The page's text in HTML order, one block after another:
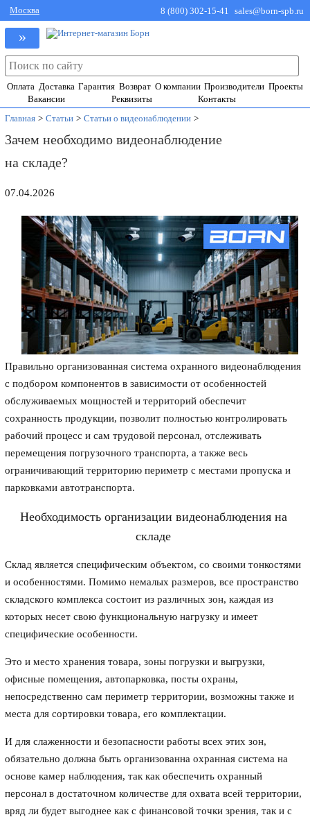
Москва 8 (800) 302-15-41 sales@born-spb.ru
»
Оплата Доставка Гарантия Возврат О компании Производители Проекты
Вакансии
Реквизиты
Контакты
Главная > Статьи > Статьи о видеонаблюдении >
Зачем необходимо видеонаблюдение
на складе?
07.04.2026
Правильно организованная система охранного видеонаблюдения
с подбором компонентов в зависимости от особенностей
обслуживаемых мощностей и территорий обеспечит
сохранность продукции, позволит полностью контролировать
рабочий процесс и сам трудовой персонал, отслеживать
перемещения погрузочного транспорта, а также весь
ограничивающий территорию периметр с местами пропуска и
парковками автотранспорта.
Необходимость организации видеонаблюдения на
складе
Склад является специфическим объектом, со своими тонкостями
и особенностями. Помимо немалых размеров, все пространство
складского комплекса состоит из различных зон, каждая из
которых несет свою функциональную нагрузку и имеет
специфические особенности.
Это и место хранения товара, зоны погрузки и выгрузки,
офисные помещения, автопарковка, посты охраны,
непосредственно сам периметр территории, возможны также и
места для сортировки товара, его комплектации.
И для слаженности и безопасности работы всех этих зон,
обязательно должна быть организованна охранная система на
основе камер наблюдения, так как обеспечить охранный
персонал в достаточном количестве для охвата всей территории,
вряд ли будет выгоднее как с финансовой точки зрения, так и с